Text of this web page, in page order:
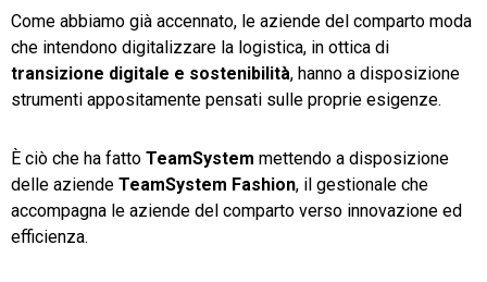
Come abbiamo già accennato, le aziende del comparto moda
che intendono digitalizzare la logistica, in ottica di
transizione digitale e sostenibilità, hanno a disposizione
strumenti appositamente pensati sulle proprie esigenze.
È ciò che ha fatto TeamSystem mettendo a disposizione
delle aziende TeamSystem Fashion, il gestionale che
accompagna le aziende del comparto verso innovazione ed
efficienza.